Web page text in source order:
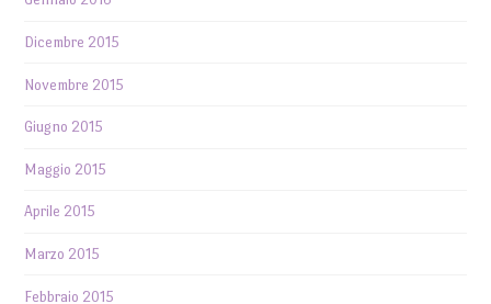
Dicembre 2015
Novembre 2015
Giugno 2015
Maggio 2015
Aprile 2015
Marzo 2015
Febbraio 2015